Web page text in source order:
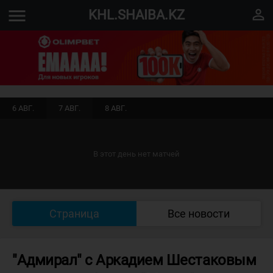
menu KHL.SHAIBA.KZ perm_identity
6 АВГ. 7 АВГ. 8 АВГ.
В этот день нет матчей
Страница Все новости
"Адмирал" с Аркадием Шестаковым